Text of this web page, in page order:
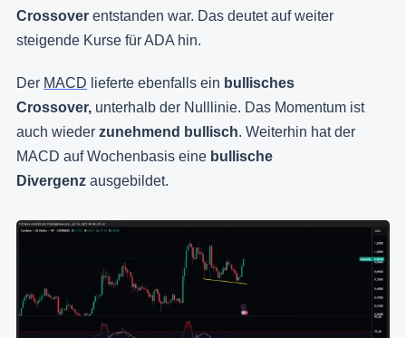
Crossover entstanden war. Das deutet auf weiter
steigende Kurse für ADA hin.
Der MACD lieferte ebenfalls ein bullisches
Crossover, unterhalb der Nulllinie. Das Momentum ist
auch wieder zunehmend bullisch. Weiterhin hat der
MACD auf Wochenbasis eine bullische
Divergenz ausgebildet.